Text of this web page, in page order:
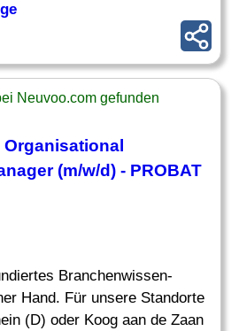
Neuvoo.com gefunden
Organisational
(m/w/d) - PROBAT
Branchenwissen-
Hand. Für unsere Standorte
(D) oder Koog aan de Zaan